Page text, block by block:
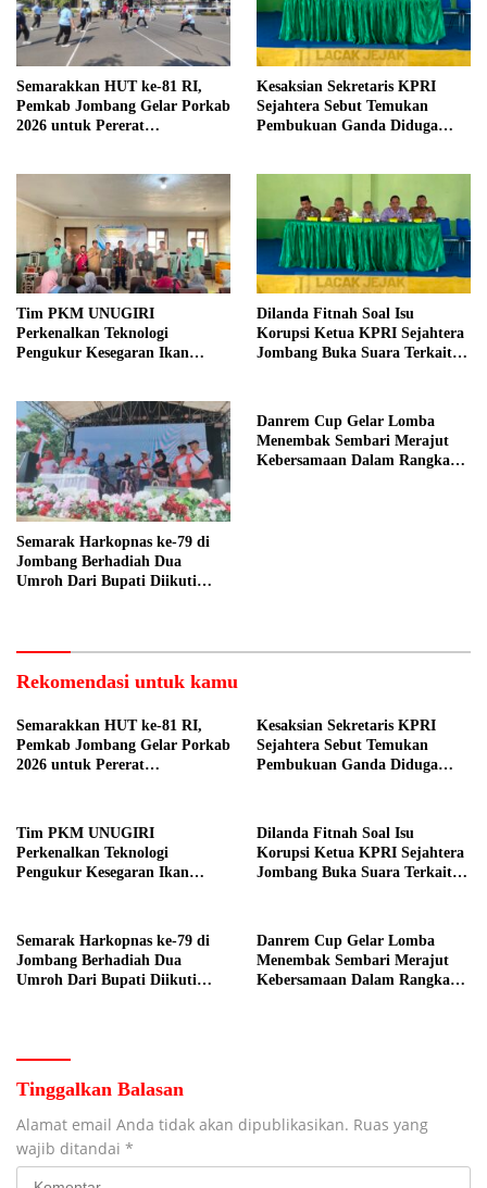
Semarakkan HUT ke-81 RI,
Pemkab Jombang Gelar Porkab
2026 untuk Pererat
Kesaksian Sekretaris KPRI
Sejahtera Sebut Temukan
Pembukuan Ganda Diduga
Tim PKM UNUGIRI
Perkenalkan Teknologi
Pengukur Kesegaran Ikan
Dilanda Fitnah Soal Isu
Korupsi Ketua KPRI Sejahtera
Jombang Buka Suara Terkait
Semarak Harkopnas ke-79 di
Jombang Berhadiah Dua
Umroh Dari Bupati Diikuti
Danrem Cup Gelar Lomba
Menembak Sembari Merajut
Kebersamaan Dalam Rangka
Rekomendasi untuk kamu
Semarakkan HUT ke-81 RI,
Pemkab Jombang Gelar Porkab
2026 untuk Pererat
Kesaksian Sekretaris KPRI
Sejahtera Sebut Temukan
Pembukuan Ganda Diduga
Tim PKM UNUGIRI
Perkenalkan Teknologi
Pengukur Kesegaran Ikan
Dilanda Fitnah Soal Isu
Korupsi Ketua KPRI Sejahtera
Jombang Buka Suara Terkait
Semarak Harkopnas ke-79 di
Jombang Berhadiah Dua
Umroh Dari Bupati Diikuti
Danrem Cup Gelar Lomba
Menembak Sembari Merajut
Kebersamaan Dalam Rangka
Tinggalkan Balasan
Alamat email Anda tidak akan dipublikasikan. Ruas yang
wajib ditandai *